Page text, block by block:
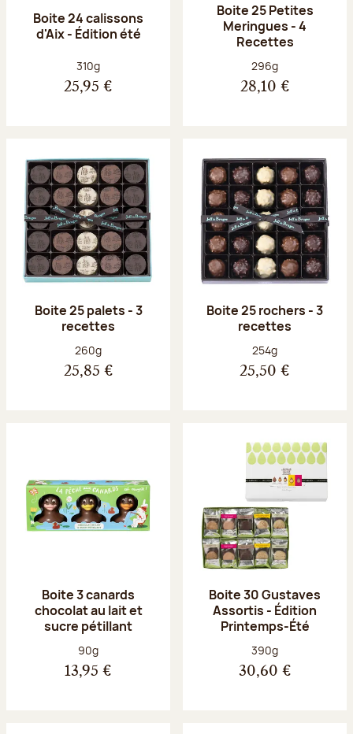
Boite 24 calissons
d'Aix - Édition été
Poids net :
310g
25,95 €
Boite 25 Petites
Meringues - 4
Recettes
Poids net :
296g
28,10 €
Boite 25 palets - 3
recettes
Poids net :
260g
25,85 €
Boite 25 rochers - 3
recettes
Poids net :
254g
25,50 €
Boite 3 canards
chocolat au lait et
sucre pétillant
Poids net :
90g
13,95 €
Boite 30 Gustaves
Assortis - Édition
Printemps-Été
Poids net :
390g
30,60 €